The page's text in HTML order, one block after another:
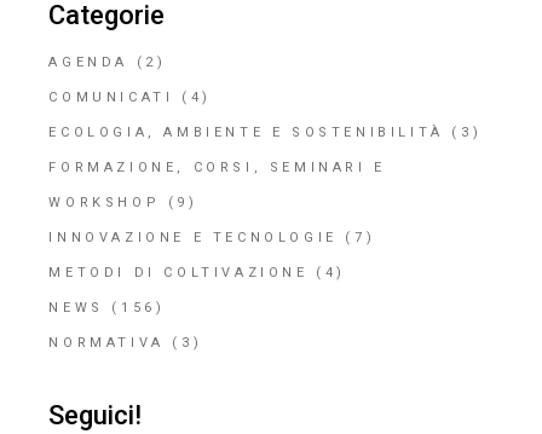
Categorie
AGENDA (2)
COMUNICATI (4)
ECOLOGIA, AMBIENTE E SOSTENIBILITÀ (3)
FORMAZIONE, CORSI, SEMINARI E
WORKSHOP (9)
INNOVAZIONE E TECNOLOGIE (7)
METODI DI COLTIVAZIONE (4)
NEWS (156)
NORMATIVA (3)
Seguici!